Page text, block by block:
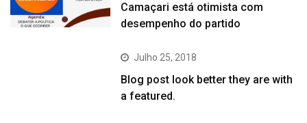
Camaçari está otimista com
desempenho do partido
Julho 25, 2018
Blog post look better they are with
a featured.